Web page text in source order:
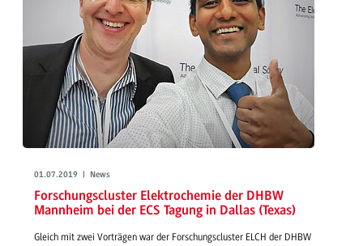
01.07.2019 | News
Forschungscluster Elektrochemie der DHBW
Mannheim bei der ECS Tagung in Dallas (Texas)
Gleich mit zwei Vorträgen war der Forschungscluster ELCH der DHBW